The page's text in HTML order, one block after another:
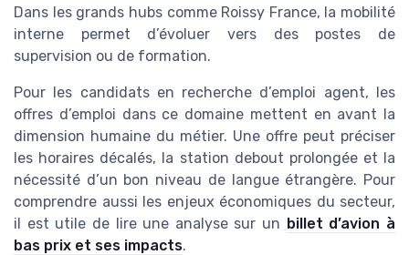
Dans les grands hubs comme Roissy France, la mobilité
interne permet d’évoluer vers des postes de
supervision ou de formation.
Pour les candidats en recherche d’emploi agent, les
offres d’emploi dans ce domaine mettent en avant la
dimension humaine du métier. Une offre peut préciser
les horaires décalés, la station debout prolongée et la
nécessité d’un bon niveau de langue étrangère. Pour
comprendre aussi les enjeux économiques du secteur,
il est utile de lire une analyse sur un billet d’avion à
bas prix et ses impacts.